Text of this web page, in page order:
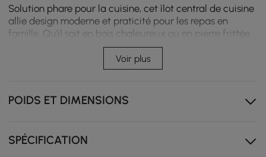
Solution phare pour la cuisine, cet îlot central de cuisine
allie design moderne et praticité pour les repas en
famille. Qu'il soit en bois chaleureux ou en pierre frittée
luxueuse, il devient le point focal de votre pièce tout en
offrant des solutions de rangement intelligentes.
déjeuners décontractés et les rassemblements.
La configuration orientable à gauche ou à droite
Voir plus
POIDS ET DIMENSIONS
SPÉCIFICATION